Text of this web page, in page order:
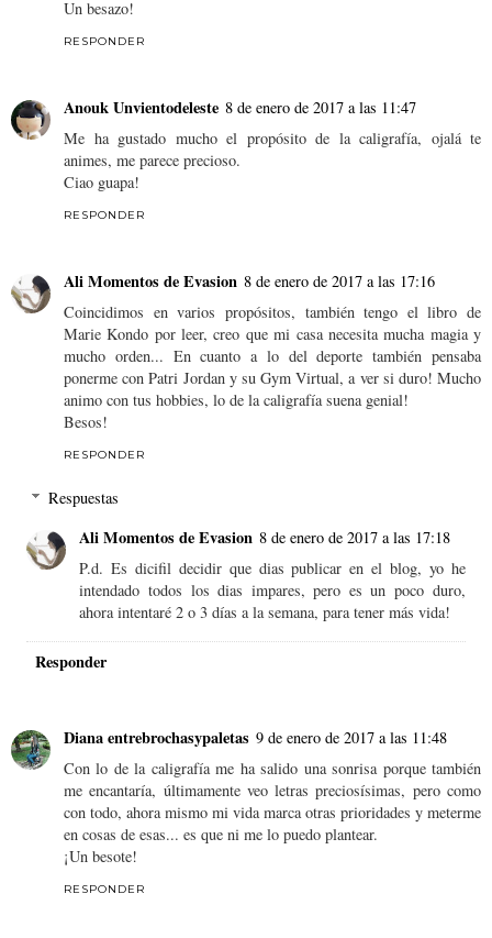
Un besazo!
RESPONDER
Anouk Unvientodeleste 8 de enero de 2017 a las 11:47
Me ha gustado mucho el propósito de la caligrafía, ojalá te
animes, me parece precioso.
Ciao guapa!
RESPONDER
Ali Momentos de Evasion 8 de enero de 2017 a las 17:16
Coincidimos en varios propósitos, también tengo el libro de
Marie Kondo por leer, creo que mi casa necesita mucha magia y
mucho orden... En cuanto a lo del deporte también pensaba
ponerme con Patri Jordan y su Gym Virtual, a ver si duro! Mucho
animo con tus hobbies, lo de la caligrafía suena genial!
Besos!
RESPONDER
Respuestas
Ali Momentos de Evasion 8 de enero de 2017 a las 17:18
P.d. Es dicifil decidir que dias publicar en el blog, yo he
intendado todos los dias impares, pero es un poco duro,
ahora intentaré 2 o 3 días a la semana, para tener más vida!
Responder
Diana entrebrochasypaletas 9 de enero de 2017 a las 11:48
Con lo de la caligrafía me ha salido una sonrisa porque también
me encantaría, últimamente veo letras preciosísimas, pero como
con todo, ahora mismo mi vida marca otras prioridades y meterme
en cosas de esas... es que ni me lo puedo plantear.
¡Un besote!
RESPONDER